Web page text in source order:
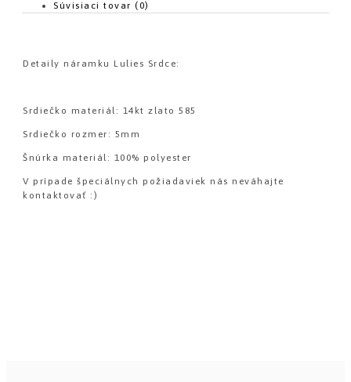
Súvisiaci tovar (0)
Detaily náramku Lulies Srdce:
Srdiečko materiál: 14kt zlato 585
Srdiečko rozmer: 5mm
Šnúrka materiál: 100% polyester
V prípade špeciálnych požiadaviek nás neváhajte
kontaktovať :)